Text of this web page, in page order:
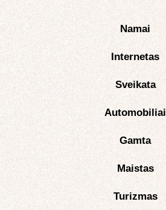
Namai
Internetas
Sveikata
Automobiliai
Gamta
Maistas
Turizmas